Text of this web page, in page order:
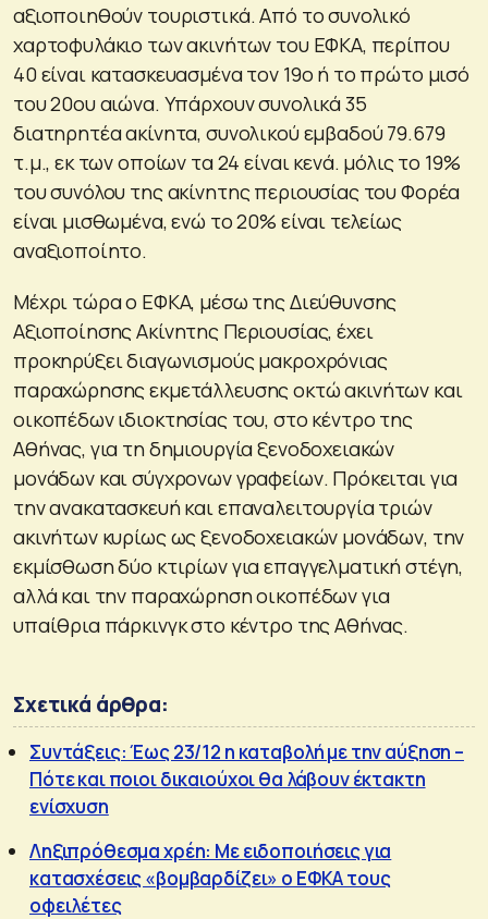
αξιοποιηθούν τουριστικά. Από το συνολικό
χαρτοφυλάκιο των ακινήτων του ΕΦΚΑ, περίπου
40 είναι κατασκευασμένα τον 19ο ή το πρώτο μισό
του 20ου αιώνα. Υπάρχουν συνολικά 35
διατηρητέα ακίνητα, συνολικού εμβαδού 79.679
τ.μ., εκ των οποίων τα 24 είναι κενά. μόλις το 19%
του συνόλου της ακίνητης περιουσίας του Φορέα
είναι μισθωμένα, ενώ το 20% είναι τελείως
αναξιοποίητο.
Μέχρι τώρα ο ΕΦΚΑ, μέσω της Διεύθυνσης
Αξιοποίησης Ακίνητης Περιουσίας, έχει
προκηρύξει διαγωνισμούς μακροχρόνιας
παραχώρησης εκμετάλλευσης οκτώ ακινήτων και
οικοπέδων ιδιοκτησίας του, στο κέντρο της
Αθήνας, για τη δημιουργία ξενοδοχειακών
μονάδων και σύγχρονων γραφείων. Πρόκειται για
την ανακατασκευή και επαναλειτουργία τριών
ακινήτων κυρίως ως ξενοδοχειακών μονάδων, την
εκμίσθωση δύο κτιρίων για επαγγελματική στέγη,
αλλά και την παραχώρηση οικοπέδων για
υπαίθρια πάρκινγκ στο κέντρο της Αθήνας.
Σχετικά άρθρα:
Συντάξεις: Έως 23/12 η καταβολή με την αύξηση –
Πότε και ποιοι δικαιούχοι θα λάβουν έκτακτη
ενίσχυση
Ληξιπρόθεσμα χρέη: Με ειδοποιήσεις για
κατασχέσεις «βομβαρδίζει» ο ΕΦΚΑ τους
οφειλέτες